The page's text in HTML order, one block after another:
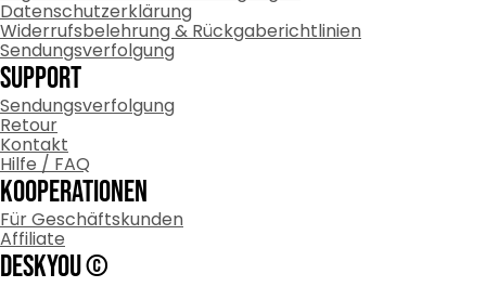
Datenschutzerklärung
Widerrufsbelehrung & Rückgaberichtlinien
Sendungsverfolgung
Support
Sendungsverfolgung
Retour
Kontakt
Hilfe / FAQ
Kooperationen
Für Geschäftskunden
Affiliate
DESKYOU ©